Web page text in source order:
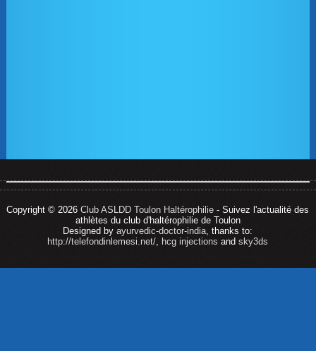
Copyright © 2026Club ASLDD Toulon Haltérophilie - Suivez l'actualité des
athlètes du club d'haltérophilie de Toulon
Designed byayurvedic-doctor-india, thanks to:
http://telefondinlemesi.net/, hcg injections andsky3ds